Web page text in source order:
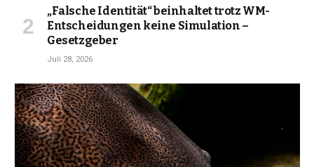
„Falsche Identität“ beinhaltet trotz WM-
Entscheidungen keine Simulation –
Gesetzgeber
Juli 28, 2026